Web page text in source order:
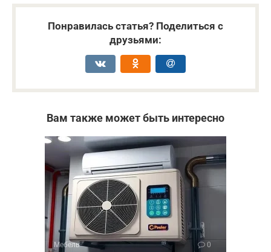
Понравилась статья? Поделиться с
друзьями:
Вам также может быть интересно
Мебель 0